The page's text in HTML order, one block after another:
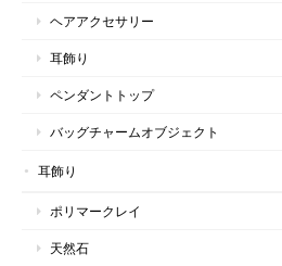
ヘアアクセサリー
耳飾り
ペンダントトップ
バッグチャームオブジェクト
耳飾り
ポリマークレイ
天然石